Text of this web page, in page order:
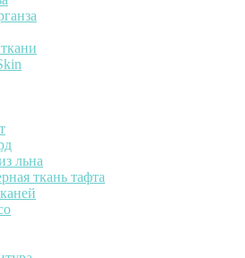
льна
ткань тафта